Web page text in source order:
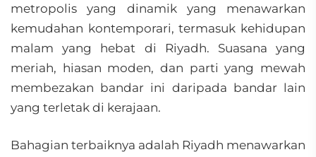
metropolis yang dinamik yang menawarkan
kemudahan kontemporari, termasuk kehidupan
malam yang hebat di Riyadh. Suasana yang
meriah, hiasan moden, dan parti yang mewah
membezakan bandar ini daripada bandar lain
yang terletak di kerajaan.
Bahagian terbaiknya adalah Riyadh menawarkan